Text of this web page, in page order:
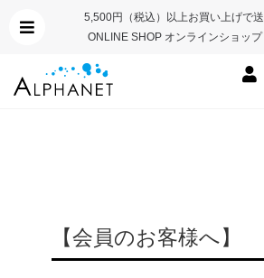
5,500円（税込）以上お買い上げで
ONLINE SHOP オンラインショッ
【会員のお客様へ】